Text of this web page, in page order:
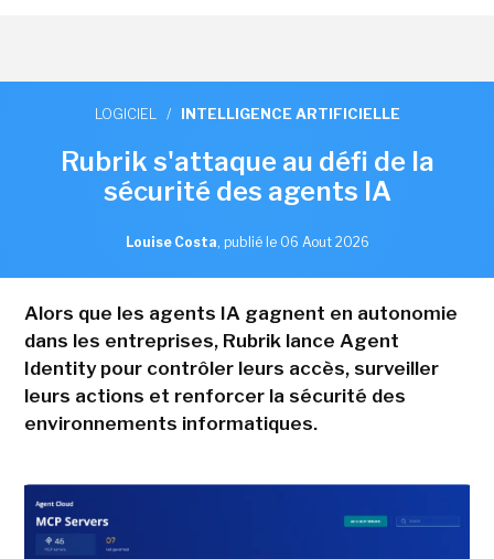
LOGICIEL / INTELLIGENCE ARTIFICIELLE
Rubrik s'attaque au défi de la
sécurité des agents IA
Louise Costa, publié le 06 Aout 2026
Alors que les agents IA gagnent en autonomie
dans les entreprises, Rubrik lance Agent
Identity pour contrôler leurs accès, surveiller
leurs actions et renforcer la sécurité des
environnements informatiques.